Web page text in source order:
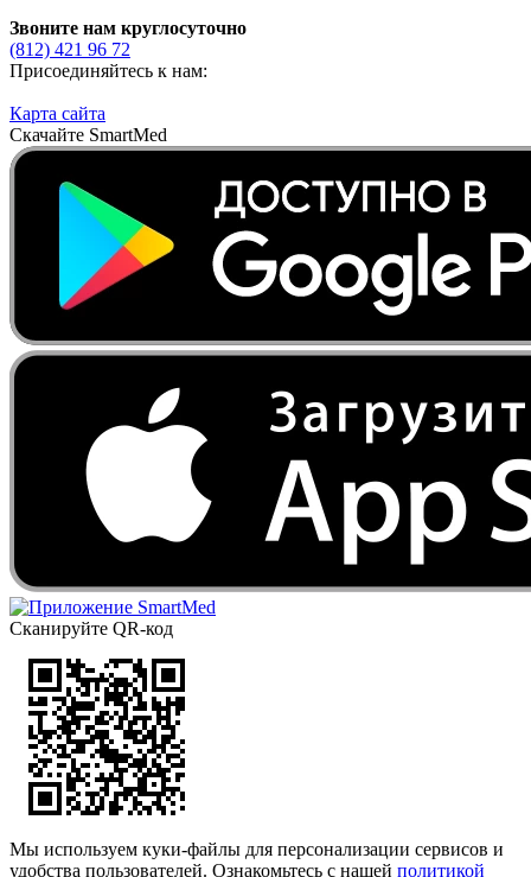
Звоните нам круглосуточно
(812) 421 96 72
Присоединяйтесь к нам:
Карта сайта
Скачайте SmartMed
Сканируйте QR-код
Мы используем куки-файлы для персонализации сервисов и
удобства пользователей. Ознакомьтесь с нашей политикой